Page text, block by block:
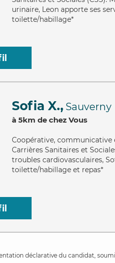
urinaire, Leon apporte ses
toilette/habillage*
Sofia X., Sauverny
à 5km de chez Vous
Coopérative, communicative
Carrières Sanitaires et
troubles cardiovasculaires,
toilette/habillage et repas*
déclarative du candidat,